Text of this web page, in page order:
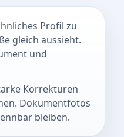
Profil zu
gleich aussieht.
und
Korrekturen
Dokumentfotos
bleiben.